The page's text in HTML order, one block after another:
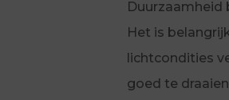
Duurzaamheid
Het is
lichtcondities
goed te